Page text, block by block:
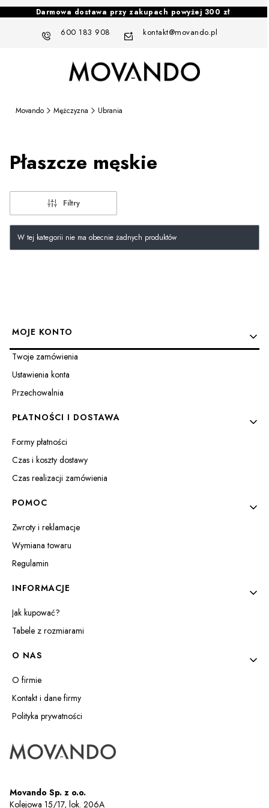
Darmowa dostawa przy zakupach powyżej 300 zł
600 183 908 kontakt@movando.pl
Movando Mężczyzna Ubrania
Płaszcze męskie
Filtry
Lista produktów
W tej kategorii nie ma obecnie żadnych produktów
Linki w stopce
MOJE KONTO
Twoje zamówienia
Ustawienia konta
Przechowalnia
PŁATNOŚCI I DOSTAWA
Formy płatności
Czas i koszty dostawy
Czas realizacji zamówienia
POMOC
Zwroty i reklamacje
Wymiana towaru
Regulamin
INFORMACJE
Jak kupować?
Tabele z rozmiarami
O NAS
O firmie
Kontakt i dane firmy
Polityka prywatności
Movando Sp. z o.o.
Kolejowa 15/17, lok. 206A